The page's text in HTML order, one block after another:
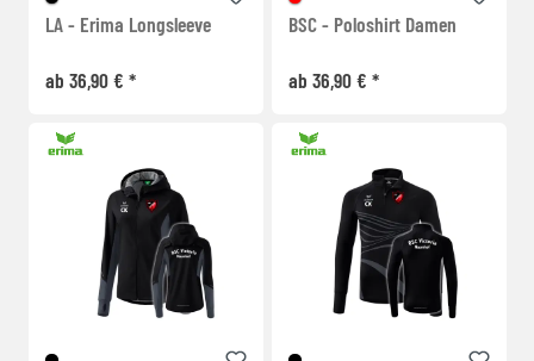
LA - Erima Longsleeve
ab 36,90 € *
BSC - Poloshirt Damen
ab 36,90 € *